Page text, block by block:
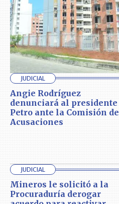
JUDICIAL
Angie Rodríguez
denunciará al presidente
Petro ante la Comisión de
Acusaciones
JUDICIAL
Mineros le solicitó a la
Procuraduría derogar